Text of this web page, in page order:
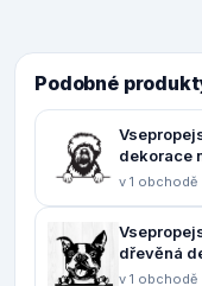
Podobné
dekorace
v 1 obchodě
dřevěná
(cm): 37 x
v 1 obchodě